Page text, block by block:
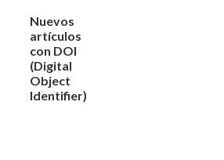
Nuevos
artículos
con DOI
(Digital
Object
Identifier)